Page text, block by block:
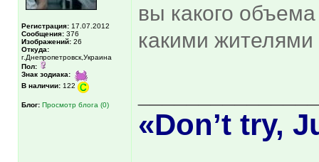
Регистрация: 17.07.2012
Сообщения: 376
Изображений: 26
Откуда:
г.Днепропетровск,Украина
Пол:
Знак зодиака:
В наличии: 122
Блог: Просмотр блога (0)
вы какого
какими жителями
«Don’t try,